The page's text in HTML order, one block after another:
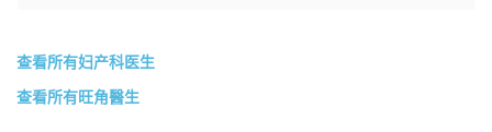
查看所有妇产科医生
查看所有旺角醫生